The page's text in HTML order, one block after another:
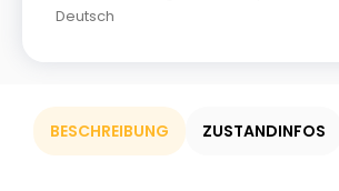
Deutsch
BESCHREIBUNG ZUSTANDINFOS